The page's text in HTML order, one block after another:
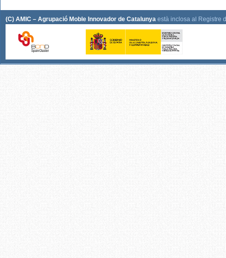
(C) AMIC – Agrupació Moble Innovador de Catalunya està inclosa al Registre